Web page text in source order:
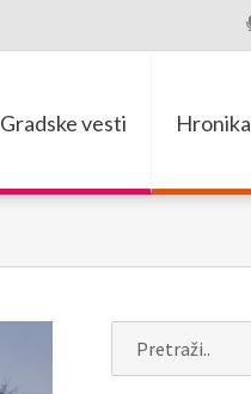
Gradske vesti Hronika